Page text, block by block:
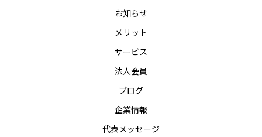
お知らせ
メリット
サービス
法人会員
ブログ
企業情報
代表メッセージ